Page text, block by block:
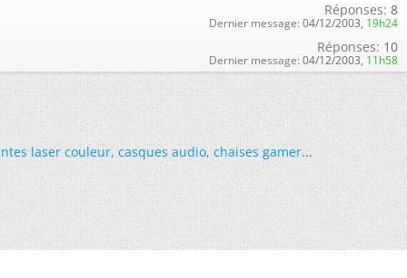
Réponses: 8
Dernier message: 04/12/2003, 19h24
Réponses: 10
Dernier message: 04/12/2003, 11h58
laser couleur,casques audio,chaises gamer...